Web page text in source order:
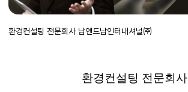
환경컨설팅 전문회사 남앤드남인터내셔널㈜
환경컨설팅 전문회사